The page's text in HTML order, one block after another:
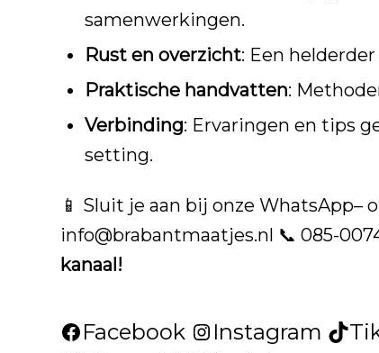
samenwerkingen.
Rust en overzicht: Een
Praktische handvatten:
Verbinding: Ervaringen en tips
setting.
📱 Sluit je aan bij onze WhatsApp–
info@brabantmaatjes.nl 📞 085-
kanaal!
Facebook Instagram